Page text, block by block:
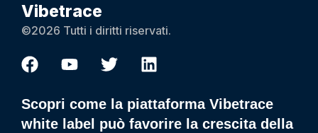
Vibetrace
©2026 Tutti i diritti riservati.
Scopri come la piattaforma Vibetrace
white label può favorire la crescita della